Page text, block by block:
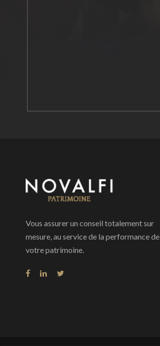
Vous assurer un conseil totalement sur
mesure, au service de la performance de
votre patrimoine.